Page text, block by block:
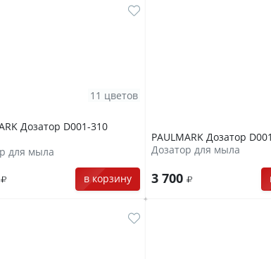
Дозатор D001-310
для мыла
в корзину
11 цветов
PAULMARK Дозатор
Дозатор для мыла
3 700